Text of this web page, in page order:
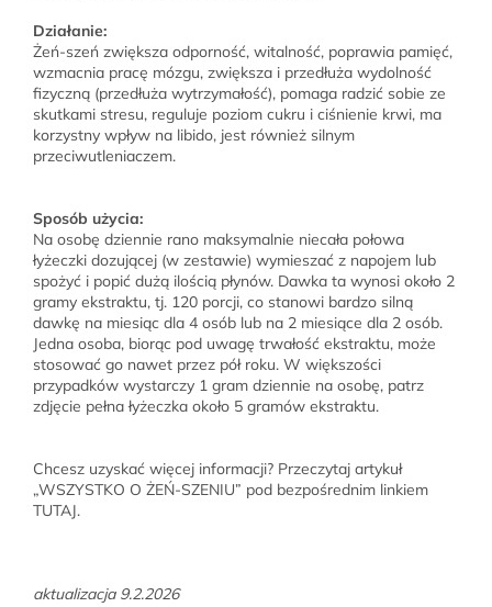
Działanie:
Żeń-szeń zwiększa odporność, witalność, poprawia pamięć,
wzmacnia pracę mózgu, zwiększa i przedłuża wydolność
fizyczną (przedłuża wytrzymałość), pomaga radzić sobie ze
skutkami stresu, reguluje poziom cukru i ciśnienie krwi, ma
korzystny wpływ na libido, jest również silnym
przeciwutleniaczem.
Sposób użycia:
Na osobę dziennie rano maksymalnie niecała połowa
łyżeczki dozującej (w zestawie) wymieszać z napojem lub
spożyć i popić dużą ilością płynów. Dawka ta wynosi około 2
gramy ekstraktu, tj. 120 porcji, co stanowi bardzo silną
dawkę na miesiąc dla 4 osób lub na 2 miesiące dla 2 osób.
Jedna osoba, biorąc pod uwagę trwałość ekstraktu, może
stosować go nawet przez pół roku. W większości
przypadków wystarczy 1 gram dziennie na osobę, patrz
zdjęcie pełna łyżeczka około 5 gramów ekstraktu.
Chcesz uzyskać więcej informacji? Przeczytaj artykuł
„WSZYSTKO O ŻEŃ-SZENIU” pod bezpośrednim linkiem
TUTAJ.
aktualizacja 9.2.2026